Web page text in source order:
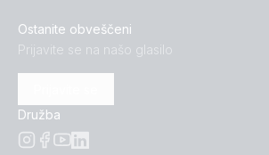
Ostanite obveščeni
Prijavite se na našo glasilo
Družba